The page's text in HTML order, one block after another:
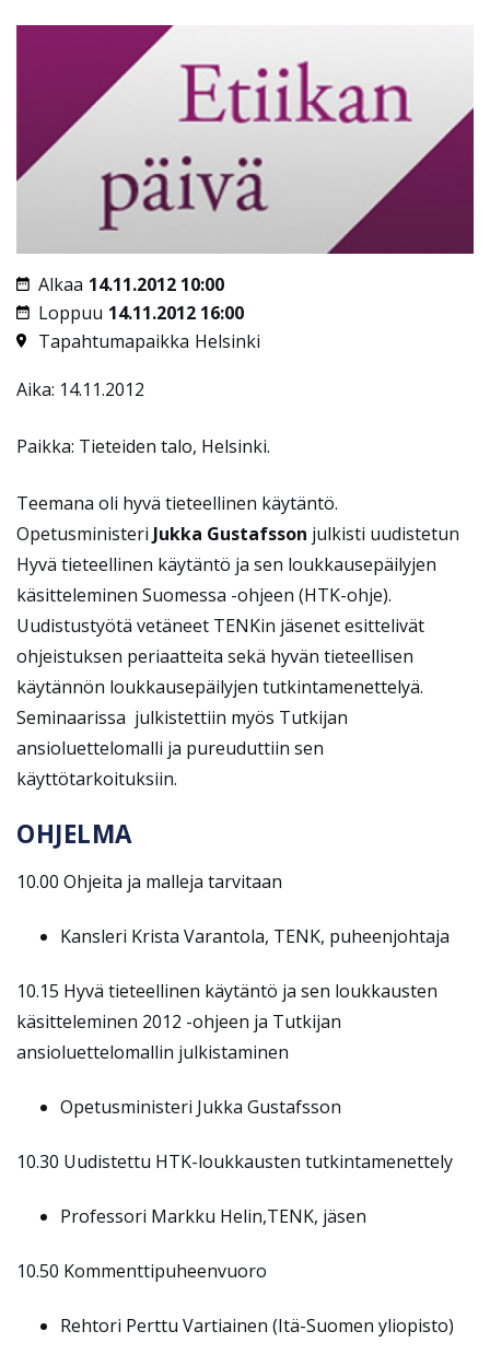
Alkaa 14.11.2012 10:00
Loppuu 14.11.2012 16:00
Tapahtumapaikka Helsinki
Aika: 14.11.2012
Paikka: Tieteiden talo, Helsinki.
Teemana oli hyvä tieteellinen käytäntö.
Opetusministeri Jukka Gustafsson julkisti uudistetun
Hyvä tieteellinen käytäntö ja sen loukkausepäilyjen
käsitteleminen Suomessa -ohjeen (HTK-ohje).
Uudistustyötä vetäneet TENKin jäsenet esittelivät
ohjeistuksen periaatteita sekä hyvän tieteellisen
käytännön loukkausepäilyjen tutkintamenettelyä.
Seminaarissa julkistettiin myös Tutkijan
ansioluettelomalli ja pureuduttiin sen
käyttötarkoituksiin.
OHJELMA
10.00 Ohjeita ja malleja tarvitaan
Kansleri Krista Varantola, TENK, puheenjohtaja
10.15 Hyvä tieteellinen käytäntö ja sen loukkausten
käsitteleminen 2012 -ohjeen ja Tutkijan
ansioluettelomallin julkistaminen
Opetusministeri Jukka Gustafsson
10.30 Uudistettu HTK-loukkausten tutkintamenettely
Professori Markku Helin,TENK, jäsen
10.50 Kommenttipuheenvuoro
Rehtori Perttu Vartiainen (Itä-Suomen yliopisto)